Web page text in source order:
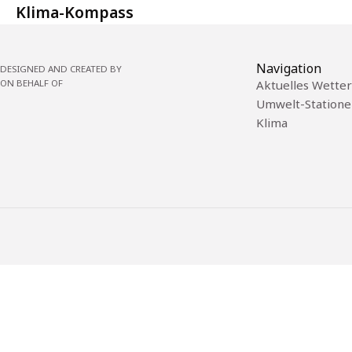
Klima-Kompass
DESIGNED AND CREATED BY
ON BEHALF OF
Navigation
Aktuelles Wetter
Umwelt-
Klima